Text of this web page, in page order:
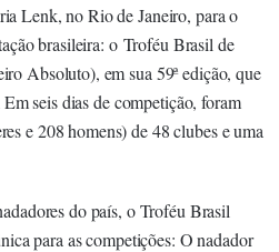
Lenk, no Rio de Janeiro, para o
brasileira: o Troféu Brasil de
Absoluto), em sua 59ª edição, que
seis dias de competição, foram
e 208 homens) de 48 clubes e uma
do país, o Troféu Brasil
para as competições: O nadador